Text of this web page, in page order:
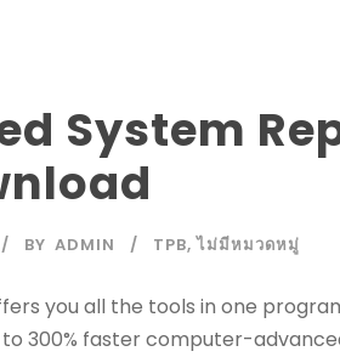
System
BY ADMIN TPB, ไม่มีหมวดหมู่
you all the tools in one
300% faster computer-